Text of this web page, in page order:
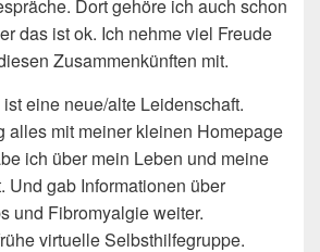
Dort gehöre ich auch schon
das ist ok. Ich nehme viel Freude
Zusammenkünften mit.
eine neue/alte Leidenschaft.
alles mit meiner kleinen Homepage
ich über mein Leben und meine
Und gab Informationen über
und Fibromyalgie weiter.
virtuelle Selbsthilfegruppe.